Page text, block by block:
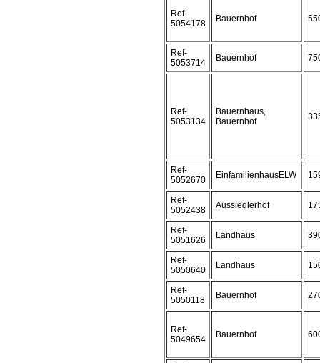
Ref-
5054178
Bauernhof
Ref-
5053714
Bauernhof
Ref-
5053134
Bauernhaus,
Bauernhof
Ref-
5052670
EinfamilienhausELW
Ref-
5052438
Aussiedlerhof
Ref-
5051626
Landhaus
Ref-
5050640
Landhaus
Ref-
5050118
Bauernhof
Ref-
5049654
Bauernhof